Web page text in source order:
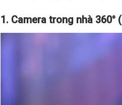
1. Camera trong nhà 360°